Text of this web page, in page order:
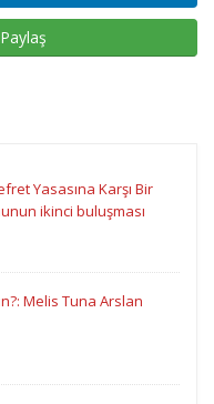
Yasasına Karşı Bir
ikinci buluşması
Melis Tuna Arslan